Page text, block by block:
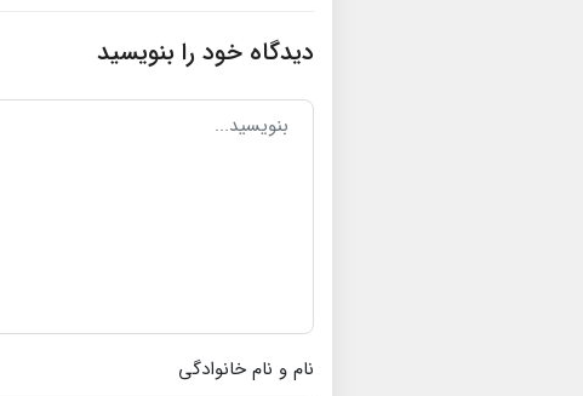
دیدگاه خود را بنویسید
نام و نام خانوادگی